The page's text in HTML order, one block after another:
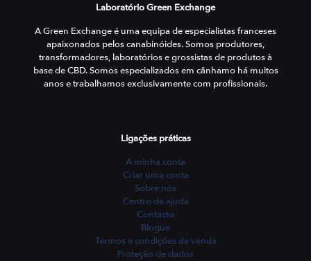
Laboratório Green Exchange
A Green Exchange é uma equipa de especialistas franceses
apaixonados pelos canabinóides. Somos produtores,
transformadores, laboratórios e grossistas de produtos à
base de CBD. Somos especializados em cânhamo há muitos
anos e trabalhamos exclusivamente com profissionais.
Ligações práticas
A minha conta
Criar uma conta
Sobre nós
Centro de ajuda
Contacto
Blogue
Termos e condições de venda
Proteção de dados